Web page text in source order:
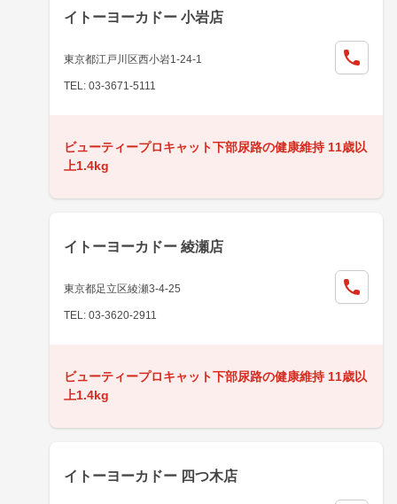
イトーヨーカドー 小岩店
東京都江戸川区西小岩1-24-1
TEL: 03-3671-5111
ビューティープロキャット下部尿路の健康維持 11歳以
上1.4kg
イトーヨーカドー 綾瀬店
東京都足立区綾瀬3-4-25
TEL: 03-3620-2911
ビューティープロキャット下部尿路の健康維持 11歳以
上1.4kg
イトーヨーカドー 四つ木店